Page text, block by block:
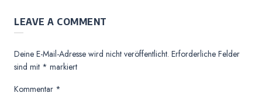
LEAVE A COMMENT
Deine E-Mail-Adresse wird nicht veröffentlicht. Erforderliche Felder
sind mit * markiert
Kommentar *